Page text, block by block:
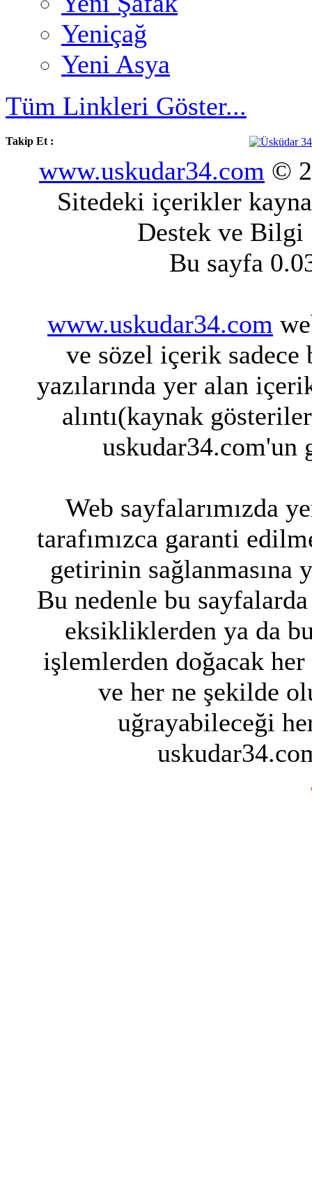
Yeniçağ
Yeni Asya
Tüm Linkleri Göster...
Takip Et :
www.uskudar34.com ©
Sitedeki içerikler
Destek ve
Bu sayfa
www.uskudar34.com
ve sözel içerik sadece
yazılarında yer alan
alıntı(kaynak
uskudar34.com'un
Web sayfalarımızda
tarafımızca garanti
getirinin
Bu nedenle bu
eksikliklerden ya da
işlemlerden doğacak
ve her ne şekilde
uğrayabileceği